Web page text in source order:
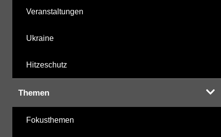
Veranstaltungen
Ukraine
Hitzeschutz
Themen
Fokusthemen